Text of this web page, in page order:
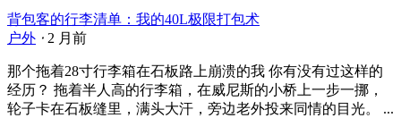
背包客的行李清单：我的40L极限打包术
户外 ⋅ 2 月前
那个拖着28寸行李箱在石板路上崩溃的我 你有没有过这样的
经历？ 拖着半人高的行李箱，在威尼斯的小桥上一步一挪，
轮子卡在石板缝里，满头大汗，旁边老外投来同情的目光。 ...